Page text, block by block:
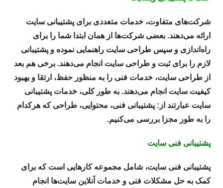
شرکت‌های متفاوت، خدمات متعددی برای پشتیبانی سایت
ارائه می‌دهند. بعضی شرکت‌ها از همان ابتدا شما را برای
راه‌اندازی و سپس طراحی سایت راهنمایی نموده و پشتیبانی
لازم را برای ثبت و طراحی سایت انجام می‌دهند. برخی هم بعد
از طراحی سایت، خدمات فنی را به منظور حفظ، ارتقا و بهبود
کیفیت سایت انجام می‌دهند. به طور کلی، خدمات پشتیبانی
سایت عبارتند از: پشتیبانی فنی، محتوایی، طراحی که هرکدام
را به طور مجزا بررسی می‌کنیم.
پشتیبانی فنی سایت
پشتیبانی فنی سایت، شامل مجموعه کارهایی است که برای
کمک به حل مشکلات فنی و خدمات آنلاین سایت‌ها انجام